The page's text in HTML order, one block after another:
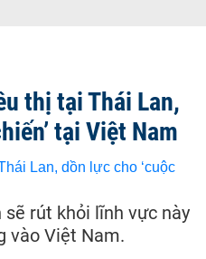
thị tại Thái Lan,
tại Việt Nam
sẽ rút khỏi lĩnh vực này
vào Việt Nam.